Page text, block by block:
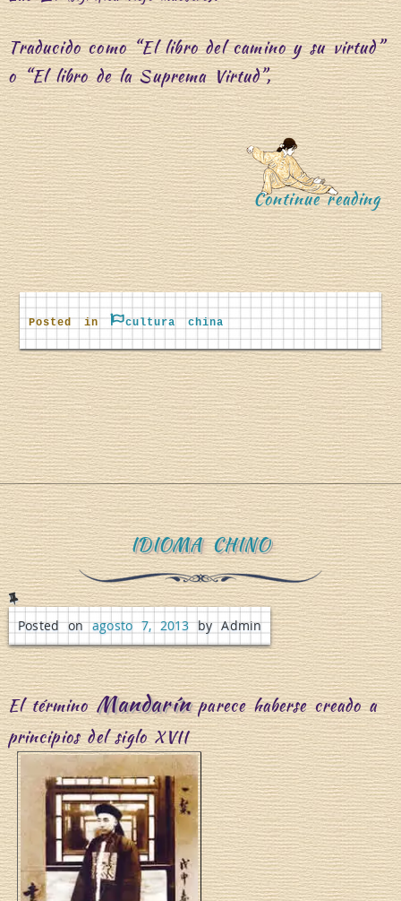
Traducido como “El libro del camino y su virtud”
o “El libro de la Suprema Virtud”,
Continue reading“
D
a
o
D
Posted in cultura china
IDIOMA CHINO
Posted onagosto 7, 2013by Admin
El términoMandarínparece haberse creado a
principios del siglo XVII